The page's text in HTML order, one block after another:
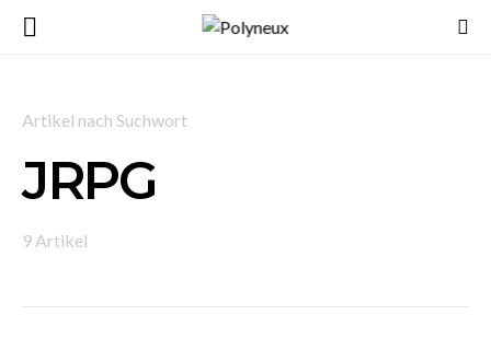
Artikel nach Suchwort
JRPG
9 Artikel